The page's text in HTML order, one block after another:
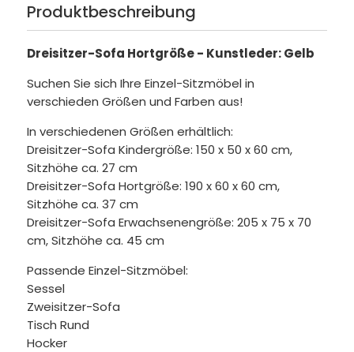
Produktbeschreibung
Dreisitzer-Sofa Hortgröße - Kunstleder: Gelb
Suchen Sie sich Ihre Einzel-Sitzmöbel in
verschieden Größen und Farben aus!
In verschiedenen Größen erhältlich:
Dreisitzer-Sofa Kindergröße: 150 x 50 x 60 cm,
Sitzhöhe ca. 27 cm
Dreisitzer-Sofa Hortgröße: 190 x 60 x 60 cm,
Sitzhöhe ca. 37 cm
Dreisitzer-Sofa Erwachsenengröße: 205 x 75 x 70
cm, Sitzhöhe ca. 45 cm
Passende Einzel-Sitzmöbel:
Sessel
Zweisitzer-Sofa
Tisch Rund
Hocker